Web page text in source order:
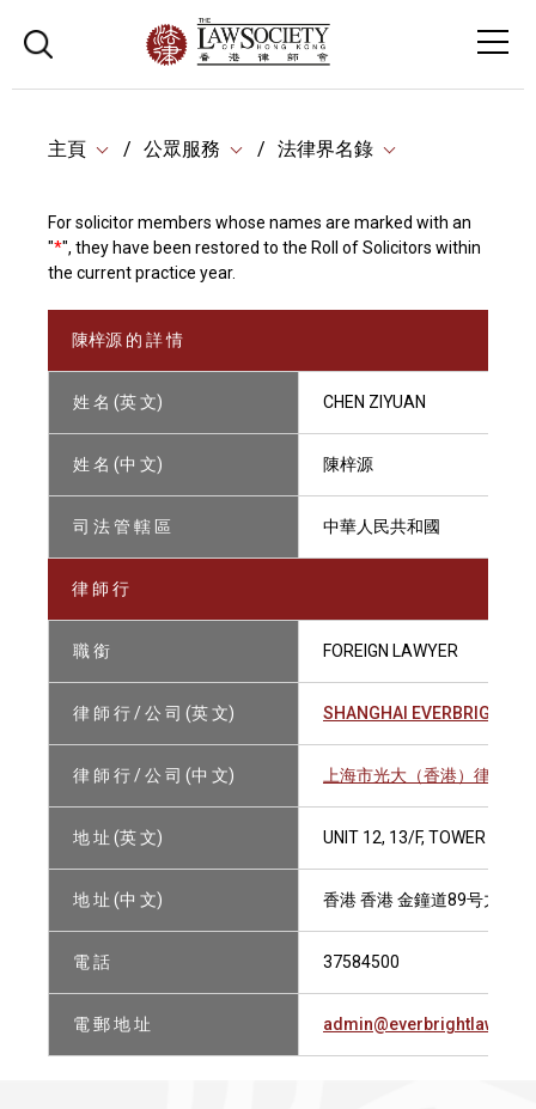
主頁 公眾服務 法律界名錄
For solicitor members whose names are marked with an
"*", they have been restored to the Roll of Solicitors within
the current practice year.
陳梓源 的 詳 情
姓 名 (英 文) CHEN ZIYUAN
姓 名 (中 文) 陳梓源
司 法 管 轄 區 中華人民共和國
律 師 行
職 銜 FOREIGN LAWYER
律 師 行 / 公 司 (英 文) SHANGHAI EVERBRIGHT
律 師 行 / 公 司 (中 文) 上海市光大（香港）律師事
地 址 (英 文) UNIT 12, 13/F, TOWER ONE,
地 址 (中 文) 香港 香港 金鐘道89号力寶
電 話 37584500
電 郵 地 址 admin@everbrightlaw.com